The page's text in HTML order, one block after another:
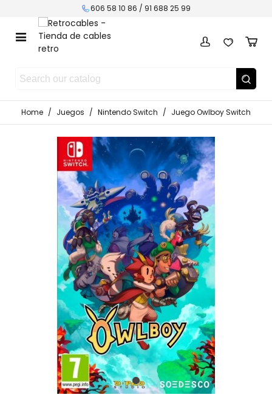
606 58 10 86 / 91 688 25 99
Home / Juegos / Nintendo Switch / Juego Owlboy Switch